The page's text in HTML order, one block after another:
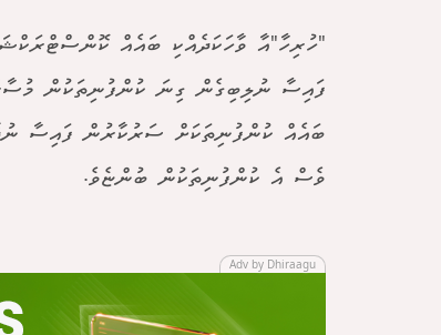
"ހުރިހާ"އާ ވާހަކަދެއްކި ބައެއް
ފައިސާ ނުލިބިގެން ގިނަ ކުންފުނިތަކުން
ބައެއް ކުންފުނިތަކަށް ސަރުކާރުން ފައިސާ
ވެސް އެ ކުންފުނިތަކުން ބުންޏެވެ.
Adv by Dhiraagu